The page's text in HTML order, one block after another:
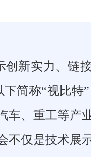
新实力、链
简称“视比特
、重工等产
不仅是技术展